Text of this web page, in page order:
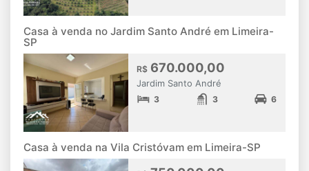
Casa à venda no Jardim Santo André em Limeira-
SP
R$ 670.000,00
Jardim Santo André
3 3 6
Casa à venda na Vila Cristóvam em Limeira-SP